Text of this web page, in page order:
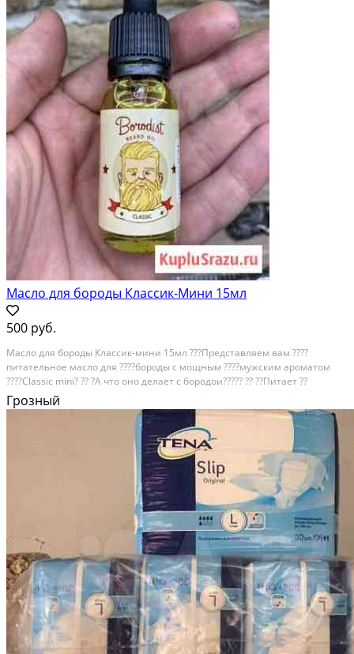
Масло для бороды Классик-Мини 15мл
500 руб.
Масло для бороды Классик-мини 15мл ???Представляем вам ????
питательное масло для ????бороды с мощным ????мужским ароматом
????Classic mini? ?? ?А что оно делает с бородои????? ?? ??Питает ??
Смягчает ??Увлажняет ??Придае?т блеск ??Борется с выпадением ??
Убирает перхоть ??Делает послушнои?
Грозный